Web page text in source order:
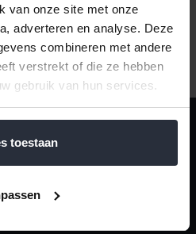
van onze site met onze
adverteren en analyse. Deze
combineren met andere
verstrekt of die ze hebben
gebruik van hun services.
toestaan